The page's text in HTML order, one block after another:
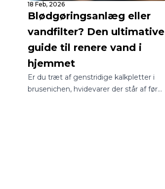
18 Feb, 2026
Blødgøringsanlæg eller
vandfilter? Den ultimative
guide til renere vand i
hjemmet
Er du træt af genstridige kalkpletter i
brusenichen, hvidevarer der står af før